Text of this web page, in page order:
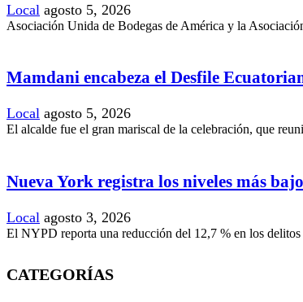
Local agosto 5, 2026
Asociación Unida de Bodegas de América y la
Mamdani encabeza el Desfile
Local agosto 5, 2026
El alcalde fue el gran mariscal de la celebración, que
Nueva York registra los niveles más
Local agosto 3, 2026
El NYPD reporta una reducción del 12,7 % en los
CATEGORÍAS